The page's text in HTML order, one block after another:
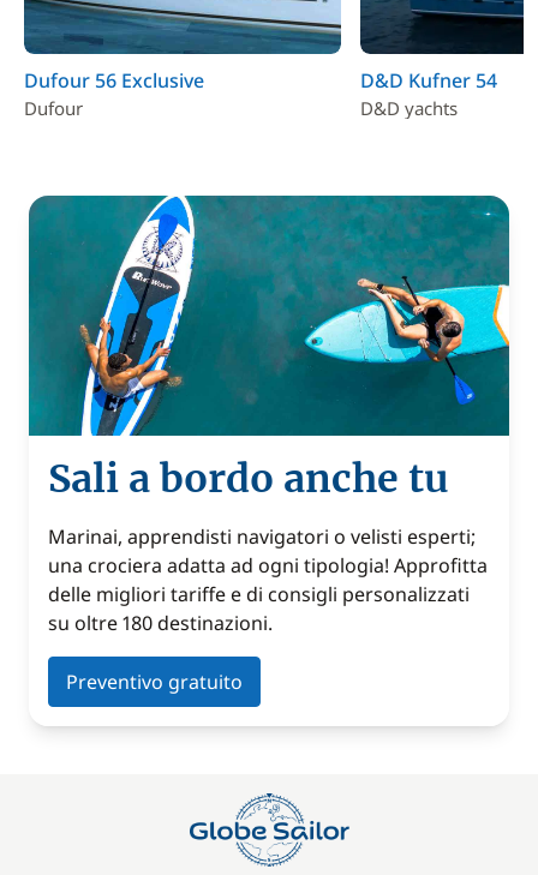
Dufour 56 Exclusive
Dufour
D&D Kufner 54
D&D yachts
Sali a bordo anche tu
Marinai, apprendisti navigatori o velisti esperti;
una crociera adatta ad ogni tipologia! Approfitta
delle migliori tariffe e di consigli personalizzati
su oltre 180 destinazioni.
Preventivo gratuito